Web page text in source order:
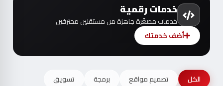
خدمات رقمية
خدمات مصغّرة جاهزة من مستقلين محترفين
أضف خدمتك
الكل تصميم مواقع برمجة
تسويق